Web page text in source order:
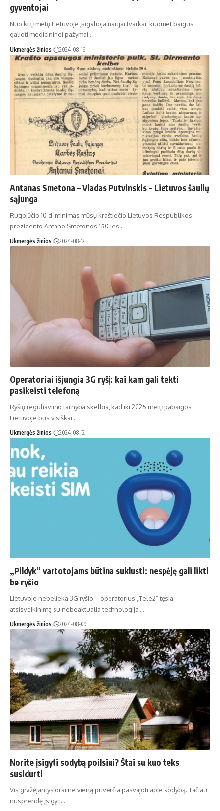
gyventojai
Nuo kitų metų Lietuvoje įsigalioja naujai tvarkai, kuomet baigus
galioti medicininei pažymai…
Ukmergės žinios 2024-08-16
Antanas Smetona – Vladas Putvinskis – Lietuvos šaulių
sąjunga
Rugpjūčio 10 d. minimas mūsų kraštiečio Lietuvos Respublikos
prezidento Antano Smetonos 150-ies…
Ukmergės žinios 2024-08-12
Operatoriai išjungia 3G ryšį: kai kam gali tekti
pasikeisti telefoną
Ryšių reguliavimo tarnyba skelbia, kad iki 2025 metų pabaigos
Lietuvoje bus visiškai…
Ukmergės žinios 2024-08-12
„Pildyk“ vartotojams būtina suklusti: nespėję gali likti
be ryšio
Lietuvoje nebelieka 3G ryšio – operatorius „Tele2“ tęsia
atsisveikinimą su nebeaktualia technologija.…
Ukmergės žinios 2024-08-09
Norite įsigyti sodybą poilsiui? Štai su kuo teks
susidurti
Vis gražėjantys orai ne vieną priverčia pasvajoti apie sodybą. Tačiau
nusprendę įsigyti…